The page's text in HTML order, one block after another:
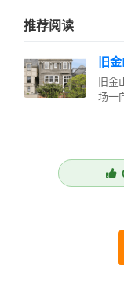
推荐阅读
旧
旧金
场一